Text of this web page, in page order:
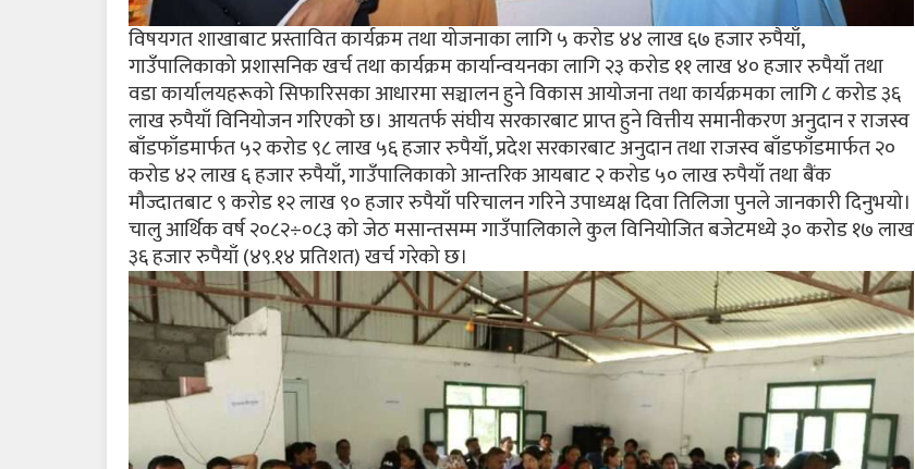
विषयगत शाखाबाट प्रस्तावित कार्यक्रम तथा योजनाका लागि ५ करोड ४४ लाख ६७ हजार रुपैयाँ,
गाउँपालिकाको प्रशासनिक खर्च तथा कार्यक्रम कार्यान्वयनका लागि २३ करोड ११ लाख ४० हजार रुपैयाँ तथा
वडा कार्यालयहरूको सिफारिसका आधारमा सञ्चालन हुने विकास आयोजना तथा कार्यक्रमका लागि ८ करोड ३६
लाख रुपैयाँ विनियोजन गरिएको छ। आयतर्फ संघीय सरकारबाट प्राप्त हुने वित्तीय समानीकरण अनुदान र राजस्व
बाँडफाँडमार्फत ५२ करोड ९८ लाख ५६ हजार रुपैयाँ, प्रदेश सरकारबाट अनुदान तथा राजस्व बाँडफाँडमार्फत २०
करोड ४२ लाख ६ हजार रुपैयाँ, गाउँपालिकाको आन्तरिक आयबाट २ करोड ५० लाख रुपैयाँ तथा बैंक
मौज्दातबाट ९ करोड १२ लाख ९० हजार रुपैयाँ परिचालन गरिने उपाध्यक्ष दिवा तिलिजा पुनले जानकारी दिनुभयो।
चालु आर्थिक वर्ष २०८२÷०८३ को जेठ मसान्तसम्म गाउँपालिकाले कुल विनियोजित बजेटमध्ये ३० करोड १७ लाख
३६ हजार रुपैयाँ (४९.१४ प्रतिशत) खर्च गरेको छ।